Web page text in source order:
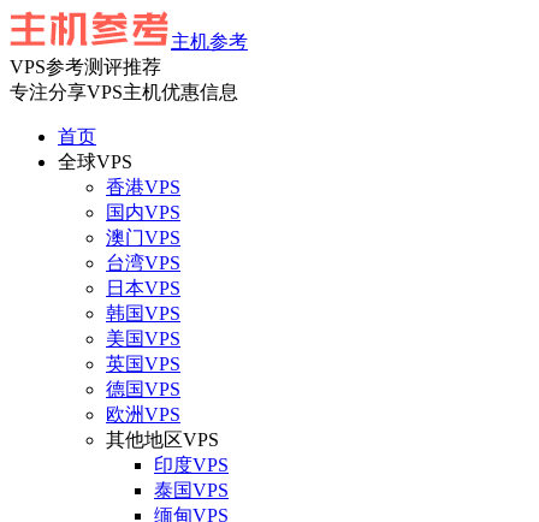
主机参考
VPS参考测评推荐
专注分享VPS主机优惠信息
首页
全球VPS
香港VPS
国内VPS
澳门VPS
台湾VPS
日本VPS
韩国VPS
美国VPS
英国VPS
德国VPS
欧洲VPS
其他地区VPS
印度VPS
泰国VPS
缅甸VPS